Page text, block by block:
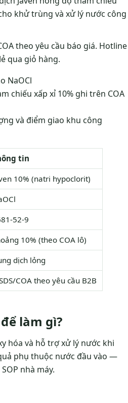
khử trùng và xử lý nước công
theo yêu cầu báo giá. Hotline
qua giỏ hàng.
NaOCl
chiếu xấp xỉ 10% ghi trên COA
và điểm giao khu công
tin
10% (natri hypoclorit)
52-9
10% (theo COA lô)
dịch lỏng
COA theo yêu cầu B2B
làm gì?
hóa và hỗ trợ xử lý nước khi
phụ thuộc nước đầu vào —
nhà máy.